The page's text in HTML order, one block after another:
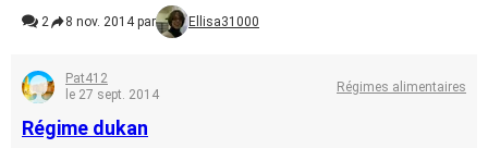
2 8 nov. 2014 par Ellisa31000
Pat412
le 27 sept. 2014
Régimes alimentaires
Régime dukan